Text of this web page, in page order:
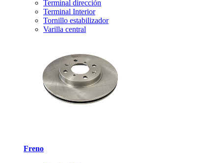
Terminal dirección
Terminal Interior
Tornillo estabilizador
Varilla central
Freno